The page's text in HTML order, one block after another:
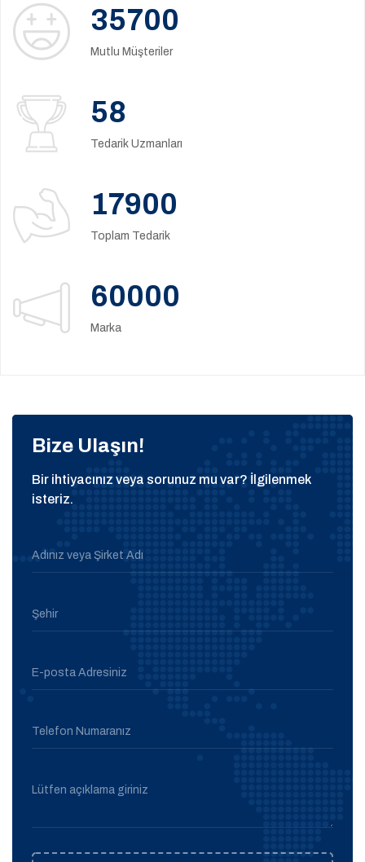
35700
Mutlu Müşteriler
58
Tedarik Uzmanları
17900
Toplam Tedarik
60000
Marka
Bize Ulaşın!
Bir ihtiyacınız veya sorunuz mu var? İlgilenmek
isteriz.
Adınız veya Şirket Adı
Şehir
E-posta Adresiniz
Telefon Numaranız
Lütfen açıklama giriniz